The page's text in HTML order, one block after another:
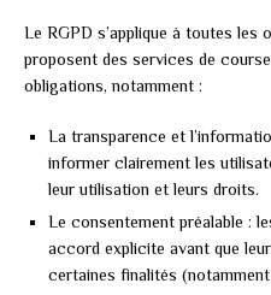
Le RGPD s’applique à toutes
proposent des services de
obligations, notamment :
La transparence et
informer clairement les
leur utilisation et leurs droits.
Le consentement préalable :
accord explicite avant que
certaines finalités